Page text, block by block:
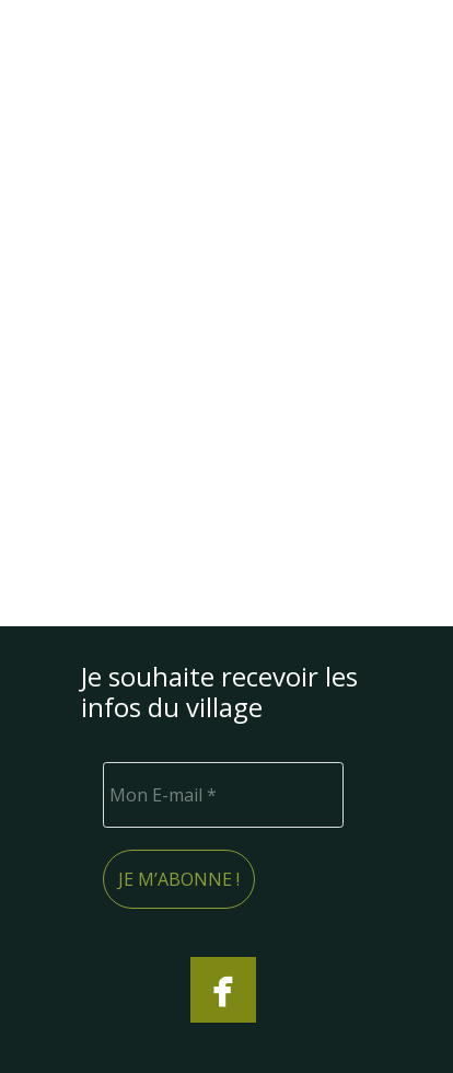
Je souhaite recevoir les
infos du village